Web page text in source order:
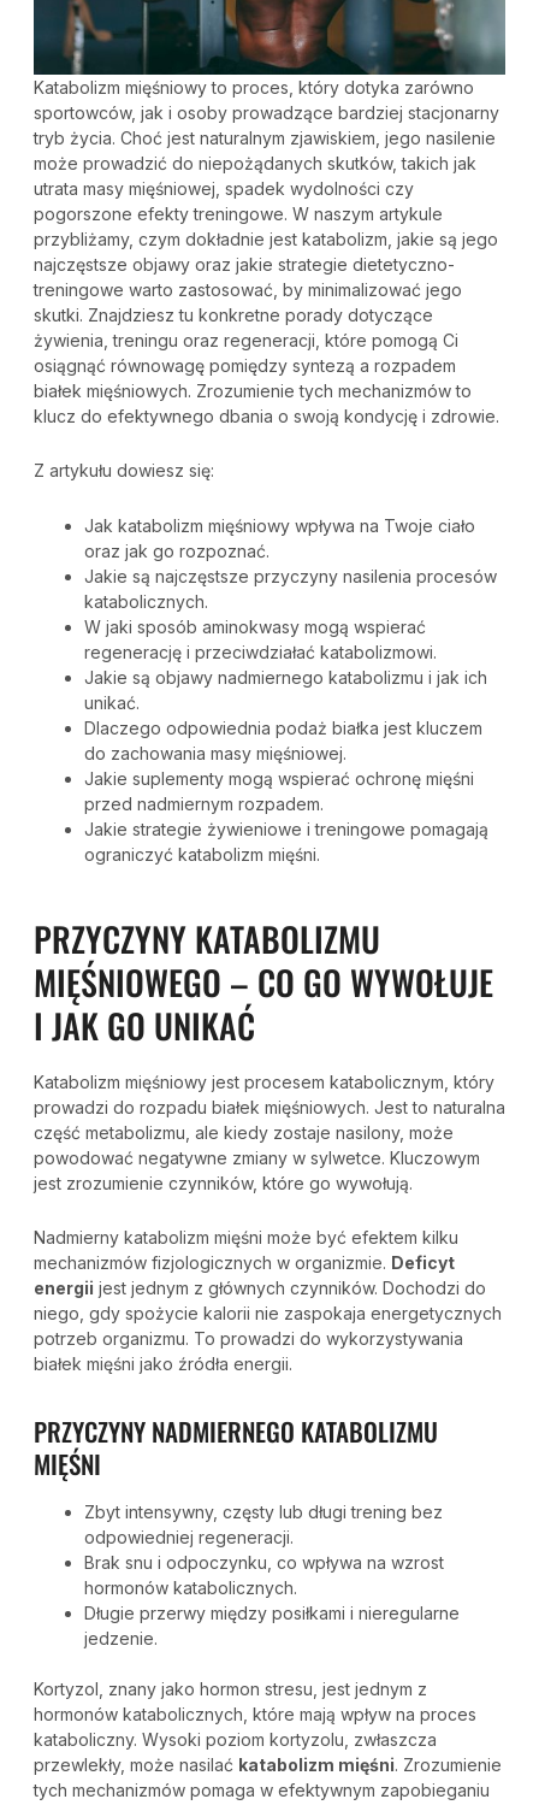
Katabolizm mięśniowy to proces, który dotyka zarówno
sportowców, jak i osoby prowadzące bardziej stacjonarny
tryb życia. Choć jest naturalnym zjawiskiem, jego nasilenie
może prowadzić do niepożądanych skutków, takich jak
utrata masy mięśniowej, spadek wydolności czy
pogorszone efekty treningowe. W naszym artykule
przybliżamy, czym dokładnie jest katabolizm, jakie są jego
najczęstsze objawy oraz jakie strategie dietetyczno-
treningowe warto zastosować, by minimalizować jego
skutki. Znajdziesz tu konkretne porady dotyczące
żywienia, treningu oraz regeneracji, które pomogą Ci
osiągnąć równowagę pomiędzy syntezą a rozpadem
białek mięśniowych. Zrozumienie tych mechanizmów to
klucz do efektywnego dbania o swoją kondycję i zdrowie.
Z artykułu dowiesz się:
Jak katabolizm mięśniowy wpływa na Twoje ciało
oraz jak go rozpoznać.
Jakie są najczęstsze przyczyny nasilenia procesów
katabolicznych.
W jaki sposób aminokwasy mogą wspierać
regenerację i przeciwdziałać katabolizmowi.
Jakie są objawy nadmiernego katabolizmu i jak ich
unikać.
Dlaczego odpowiednia podaż białka jest kluczem
do zachowania masy mięśniowej.
Jakie suplementy mogą wspierać ochronę mięśni
przed nadmiernym rozpadem.
Jakie strategie żywieniowe i treningowe pomagają
ograniczyć katabolizm mięśni.
PRZYCZYNY KATABOLIZMU
MIĘŚNIOWEGO – CO GO WYWOŁUJE
I JAK GO UNIKAĆ
Katabolizm mięśniowy jest procesem katabolicznym, który
prowadzi do rozpadu białek mięśniowych. Jest to naturalna
część metabolizmu, ale kiedy zostaje nasilony, może
powodować negatywne zmiany w sylwetce. Kluczowym
jest zrozumienie czynników, które go wywołują.
Nadmierny katabolizm mięśni może być efektem kilku
mechanizmów fizjologicznych w organizmie. Deficyt
energii jest jednym z głównych czynników. Dochodzi do
niego, gdy spożycie kalorii nie zaspokaja energetycznych
potrzeb organizmu. To prowadzi do wykorzystywania
białek mięśni jako źródła energii.
PRZYCZYNY NADMIERNEGO KATABOLIZMU
MIĘŚNI
Zbyt intensywny, częsty lub długi trening bez
odpowiedniej regeneracji.
Brak snu i odpoczynku, co wpływa na wzrost
hormonów katabolicznych.
Długie przerwy między posiłkami i nieregularne
jedzenie.
Kortyzol, znany jako hormon stresu, jest jednym z
hormonów katabolicznych, które mają wpływ na proces
kataboliczny. Wysoki poziom kortyzolu, zwłaszcza
przewlekły, może nasilać katabolizm mięśni. Zrozumienie
tych mechanizmów pomaga w efektywnym zapobieganiu